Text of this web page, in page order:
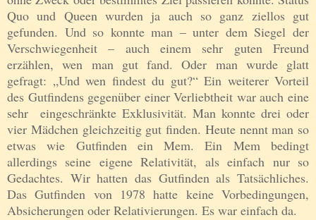
Quo und Queen wurden ja auch so ganz ziellos gut
gefunden. Und so konnte man – unter dem Siegel der
Verschwiegenheit – auch einem sehr guten Freund
erzählen, wen man gut fand. Oder man wurde glatt
gefragt: „Und wen findest du gut?“ Ein weiterer Vorteil
des Gutfindens gegenüber einer Verliebtheit war auch eine
sehr eingeschränkte Exklusivität. Man konnte drei oder
vier Mädchen gleichzeitig gut finden. Heute nennt man so
etwas wie Gutfinden ein Mem. Ein Mem bedingt
allerdings seine eigene Relativität, als einfach nur so
Gedachtes. Wir hatten das Gutfinden als Tatsächliches.
Das Gutfinden von 1978 hatte keine Vorbedingungen,
Absicherungen oder Relativierungen. Es war einfach da.